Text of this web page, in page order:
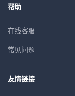
帮助
在线客服
常见问题
友情链接